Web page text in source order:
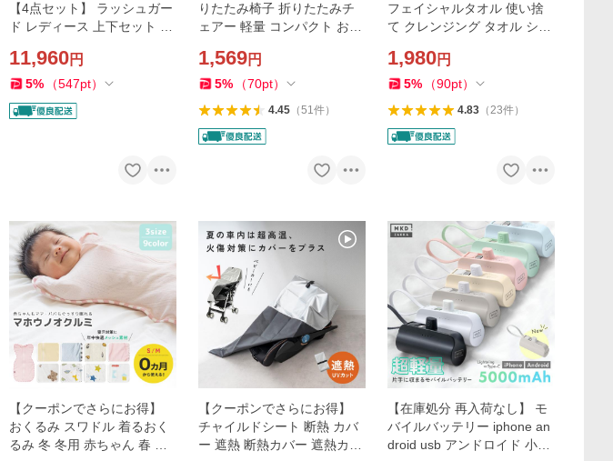
【4点セット】 ラッシュガー
ド レディース 上下セット お
PF50+ 紫外線対策 速乾 水陸
両用 ママ
11,960円
5% （547pt）
りたたみ椅子 折りたたみチ
ェアー 軽量 コンパクト おし
び椅子 折り畳み椅子 折りた
たみ
1,569円
5% （70pt）
4.45（51件）
フェイシャルタオル 使い捨
て クレンジング タオル シー
イクオフ スキンケア 敏感肌
肌荒れ対策
1,980円
5% （90pt）
4.83（23件）
【クーポンでさらにお得】
おくるみ スワドル 着るおく
るみ 冬 冬用 赤ちゃん 春 夏
【クーポンでさらにお得】
チャイルドシート 断熱 カバ
ー 遮熱 断熱カバー 遮熱カバ
【在庫処分 再入荷なし】 モ
バイルバッテリー iphone an
droid usb アンドロイド 小型